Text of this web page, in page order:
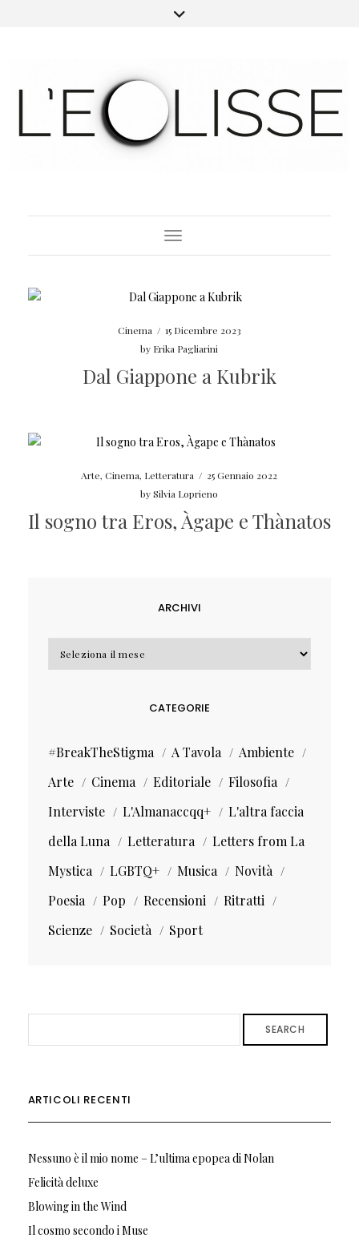
Toggle Navigation
Cinema / 15 Dicembre 2023
by Erika Pagliarini
Dal Giappone a Kubrik
Arte,Cinema, Letteratura / 25 Gennaio 2022
bySilvia Loprieno
Il sogno tra Eros, Àgape e Thànatos
ARCHIVI
Archivi
CATEGORIE
#BreakTheStigma A Tavola
Ambiente
Arte
Cinema Editoriale
Filosofia
Interviste
L'Almanaccqq+
L'altra faccia
della Luna
Letteratura
Letters from La
Mystica
LGBTQ+ Musica
Novità
Poesia
Pop Recensioni
Ritratti
Scienze
Società Sport
SEARCH
ARTICOLI RECENTI
Nessuno è il mio nome – L’ultima epopea di Nolan
Felicità deluxe
Blowing in the Wind
Il cosmo secondo i Muse